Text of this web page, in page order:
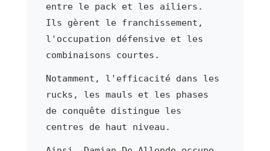
entre le pack et les ailiers.
Ils gèrent le franchissement,
l'occupation défensive et les
combinaisons courtes.
Notamment, l'efficacité dans les
rucks, les mauls et les phases
de conquête distingue les
centres de haut niveau.